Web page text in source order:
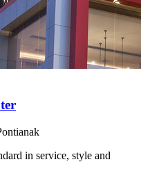
in service, style and